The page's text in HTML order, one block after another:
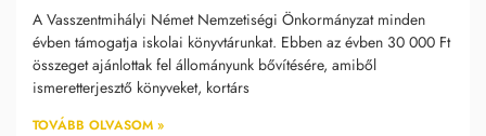
A Vasszentmihályi Német Nemzetiségi Önkormányzat minden
évben támogatja iskolai könyvtárunkat. Ebben az évben 30 000 Ft
összeget ajánlottak fel állományunk bővítésére, amiből
ismeretterjesztő könyveket, kortárs
TOVÁBB OLVASOM »